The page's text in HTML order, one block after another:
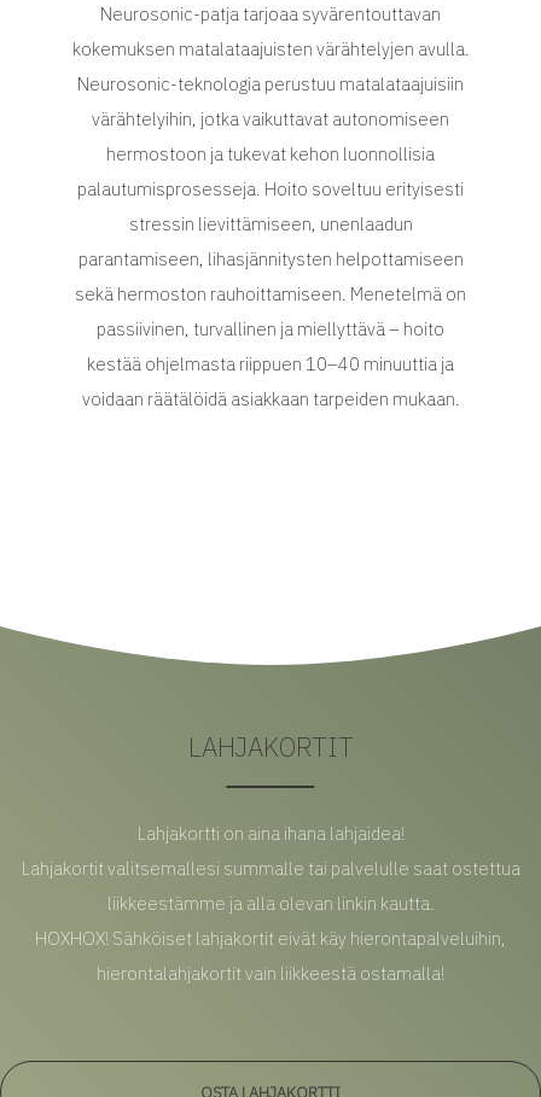
Neurosonic-patja tarjoaa syvärentouttavan
kokemuksen matalataajuisten värähtelyjen avulla.
Neurosonic-teknologia perustuu matalataajuisiin
värähtelyihin, jotka vaikuttavat autonomiseen
hermostoon ja tukevat kehon luonnollisia
palautumisprosesseja. Hoito soveltuu erityisesti
stressin lievittämiseen, unenlaadun
parantamiseen, lihasjännitysten helpottamiseen
sekä hermoston rauhoittamiseen. Menetelmä on
passiivinen, turvallinen ja miellyttävä – hoito
kestää ohjelmasta riippuen 10–40 minuuttia ja
voidaan räätälöidä asiakkaan tarpeiden mukaan.
LAHJAKORTIT
Lahjakortti on aina ihana lahjaidea!
Lahjakortit valitsemallesi summalle tai palvelulle saat ostettua
liikkeestämme ja alla olevan linkin kautta.
HOXHOX! Sähköiset lahjakortit eivät käy hierontapalveluihin,
hierontalahjakortit vain liikkeestä ostamalla!
OSTA LAHJAKORTTI